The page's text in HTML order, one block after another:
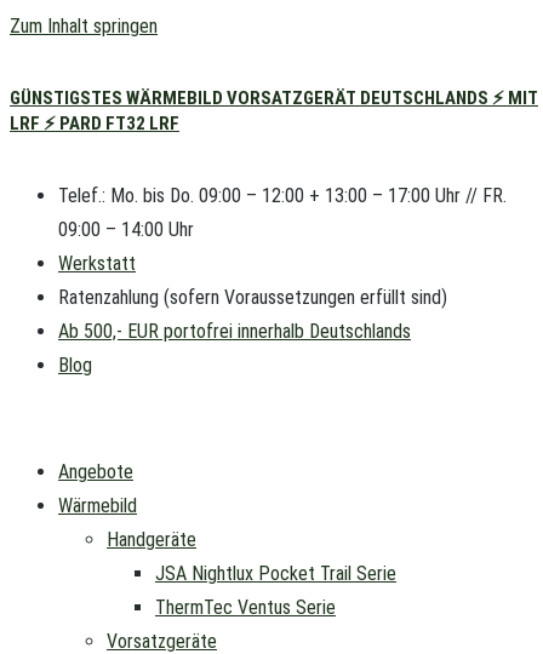
Zum Inhalt springen
GÜNSTIGSTES WÄRMEBILD VORSATZGERÄT DEUTSCHLANDS ⚡ MIT
LRF ⚡ PARD FT32 LRF
Telef.: Mo. bis Do. 09:00 – 12:00 + 13:00 – 17:00 Uhr // FR.
09:00 – 14:00 Uhr
Werkstatt
Ratenzahlung (sofern Voraussetzungen erfüllt sind)
Ab 500,- EUR portofrei innerhalb Deutschlands
Blog
Angebote
Wärmebild
Handgeräte
JSA Nightlux Pocket Trail Serie
ThermTec Ventus Serie
Vorsatzgeräte